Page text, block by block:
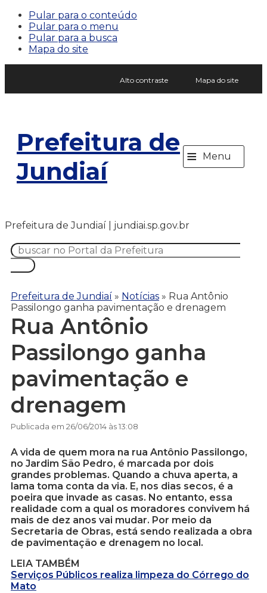
Pular para o conteúdo
Pular para o menu
Pular para a busca
Mapa do site
Alto contraste Mapa do site
Prefeitura de
Jundiaí
≡ Menu
Prefeitura de Jundiaí | jundiai.sp.gov.br
Prefeitura de Jundiaí » Notícias » Rua Antônio
Passilongo ganha pavimentação e drenagem
Rua Antônio
Passilongo ganha
pavimentação e
drenagem
Publicada em 26/06/2014 às 13:08
A vida de quem mora na rua Antônio Passilongo,
no Jardim São Pedro, é marcada por dois
grandes problemas. Quando a chuva aperta, a
lama toma conta da via. E, nos dias secos, é a
poeira que invade as casas. No entanto, essa
realidade com a qual os moradores convivem há
mais de dez anos vai mudar. Por meio da
Secretaria de Obras, está sendo realizada a obra
de pavimentação e drenagem no local.
LEIA TAMBÉM
Serviços Públicos realiza limpeza do Córrego do
Mato